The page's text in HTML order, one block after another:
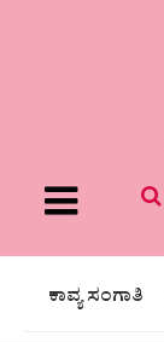
Menu
ಕಾವ್ಯ ಸಂಗಾತಿ